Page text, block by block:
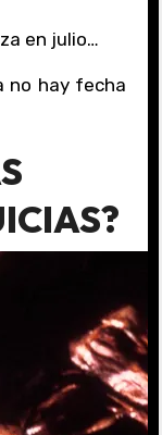
en julio…
no hay fecha